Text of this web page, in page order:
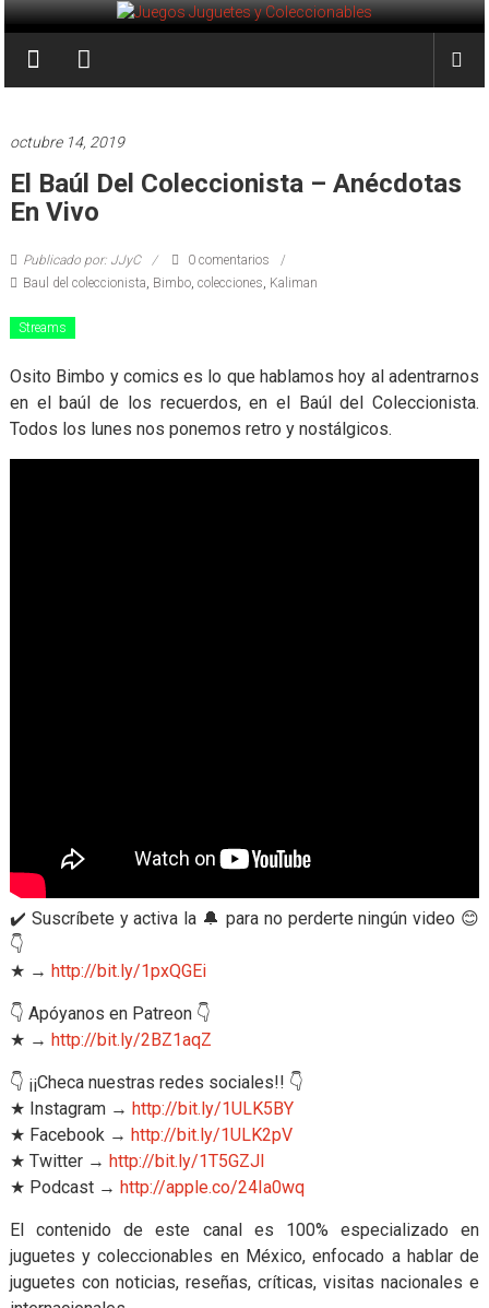
Saltar
al
contenido
Juegos
Juguetes
y
Coleccionables
Noticias
entretenimiento
para
coleccionistas.
octubre 14, 2019
El Baúl Del Coleccionista – Anécdotas
En Vivo
Publicado por: JJyC
0 comentarios
Baul del coleccionista Bimbo, colecciones Kaliman
Streams
Osito Bimbo y comics es lo que hablamos hoy al adentrarnos
en el baúl de los recuerdos, en el Baúl del Coleccionista.
Todos los lunes nos ponemos retro y nostálgicos.
✔️ Suscríbete y activa la 🔔 para no perderte ningún video 😊
👇
★ → http://bit.ly/1pxQGEi
👇 Apóyanos en Patreon 👇
★ → http://bit.ly/2BZ1aqZ
👇 ¡¡Checa nuestras redes sociales!! 👇
★ Instagram → http://bit.ly/1ULK5BY
★ Facebook → http://bit.ly/1ULK2pV
★ Twitter → http://bit.ly/1T5GZJl
★ Podcast → http://apple.co/24Ia0wq
El contenido de este canal es 100% especializado en
juguetes y coleccionables en México, enfocado a hablar de
juguetes con noticias, reseñas, críticas, visitas nacionales e